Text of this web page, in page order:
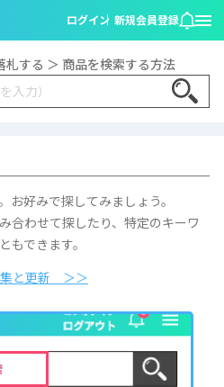
ログイン 新規会員登録
札する ＞ 商品を検索する方法
好みで探してみましょう。
合わせて探したり、特定のキーワ
もできます。
集と更新 ＞＞